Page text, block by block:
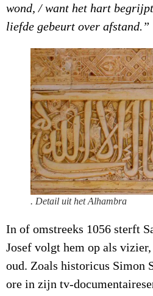
wond, / want het hart
liefde gebeurt over afstand.”
. Detail uit het Alhambra
In of omstreeks 1056 sterft
Josef volgt hem op als
oud. Zoals historicus Simon
ore in zijn tv-